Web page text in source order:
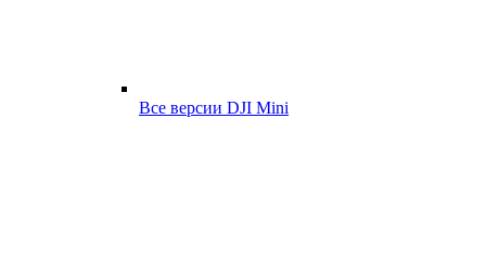
Все версии DJI Mini